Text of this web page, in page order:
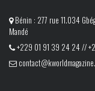
Bénin : 277 rue 11.034
Mandé
+229 01 91 39 24 24 //